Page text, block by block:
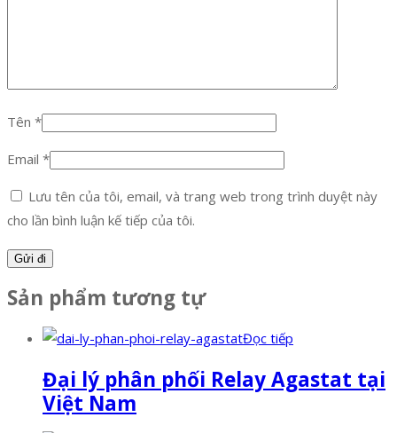
Tên *
Email *
Lưu tên của tôi, email, và trang web trong trình duyệt này
cho lần bình luận kế tiếp của tôi.
Sản phẩm tương tự
Đọc tiếp
Đại lý phân phối Relay Agastat tại
Việt Nam